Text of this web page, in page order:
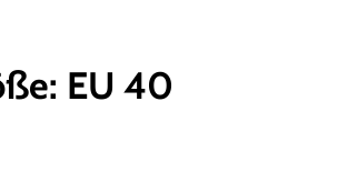
EU 40